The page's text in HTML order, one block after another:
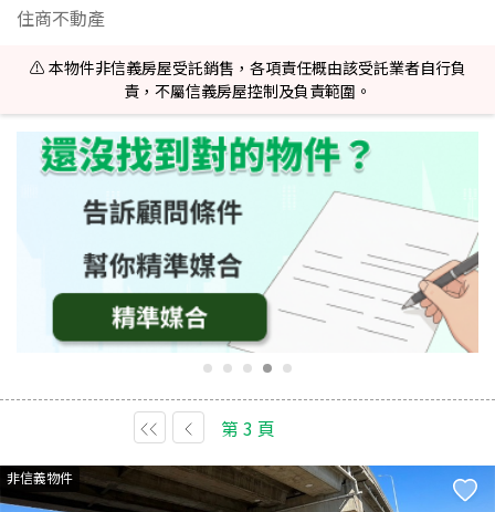
住商不動產
⚠️ 本物件非信義房屋受託銷售，各項責任概由該受託業者自行負
責，不屬信義房屋控制及負責範圍。
第 3 頁
非信義物件